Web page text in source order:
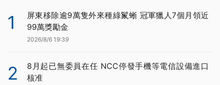
1
屏東移除逾9萬隻外來種綠鬣蜥 冠軍獵人7個月領近
99萬獎勵金
2026/8/6 19:39
2
8月起已無委員在任 NCC停發手機等電信設備進口
核准